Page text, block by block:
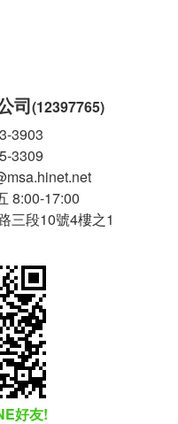
司(12397765)
3903
3309
8:00-17:00
三段10號4樓之1
好友!